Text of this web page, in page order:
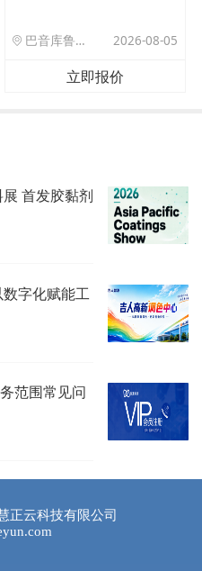
巴音库鲁提镇,托帕口岸六号库房 2026-08-05
立即报价
首发胶黏剂
字化赋能工
范围常见问
正云科技有限公司